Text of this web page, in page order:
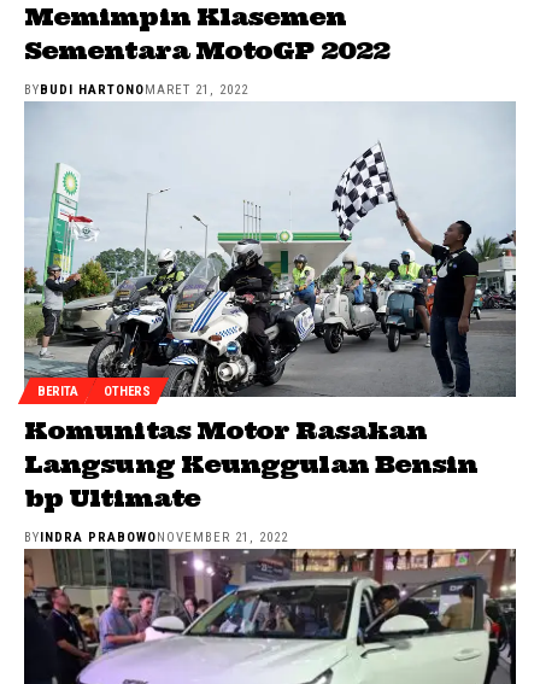
Memimpin Klasemen
Sementara MotoGP 2022
BY BUDI HARTONO MARET 21, 2022
BERITA OTHERS
Komunitas Motor Rasakan
Langsung Keunggulan Bensin
bp Ultimate
BY INDRA PRABOWO NOVEMBER 21, 2022